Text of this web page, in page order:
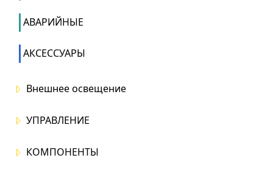
АВАРИЙНЫЕ
АКСЕССУАРЫ
Внешнее освещение
УПРАВЛЕНИЕ
КОМПОНЕНТЫ